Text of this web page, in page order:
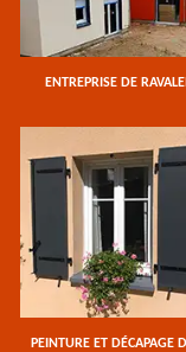
ENTREPRISE DE
PEINTURE ET DÉCAPAGE